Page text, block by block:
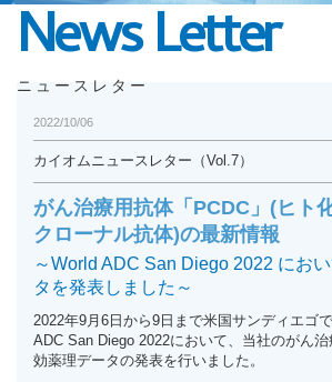
News Letter
ニュースレター
2022/10/06
カイオムニュースレター（Vol.7）
がん治療用抗体「PCDC」(ヒト
クローナル抗体)の最新情報
～World ADC San Diego 2022 にお
タを発表しました～
2022年9月6日から9日まで米国サンディエゴ
ADC San Diego 2022において、当社のがん
効薬理データの発表を行いました。